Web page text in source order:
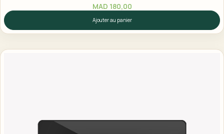
MAD 180,00
Ajouter au panier